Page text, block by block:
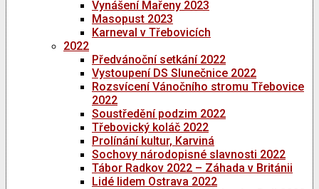
Vynášení Mařeny 2023
Masopust 2023
Karneval v Třebovicích
2022
Předvánoční setkání 2022
Vystoupení DS Slunečnice 2022
Rozsvícení Vánočního stromu Třebovice
2022
Soustředění podzim 2022
Třebovický koláč 2022
Prolínání kultur, Karviná
Sochovy národopisné slavnosti 2022
Tábor Radkov 2022 – Záhada v Británii
Lidé lidem Ostrava 2022